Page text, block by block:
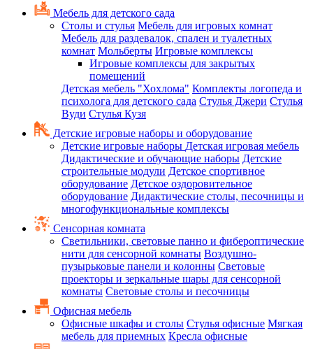
Мебель для детского сада
Столы и стулья Мебель для игровых комнат
Мебель для раздевалок, спален и туалетных
комнат Мольберты Игровые комплексы
Игровые комплексы для закрытых
помещений
Детская мебель "Хохлома" Комплекты логопеда и
психолога для детского сада Стулья Джери Стулья
Вуди Стулья Кузя
Детские игровые наборы и оборудование
Детские игровые наборы Детская игровая мебель
Дидактические и обучающие наборы Детские
строительные модули Детское спортивное
оборудование Детское оздоровительное
оборудование Дидактические столы, песочницы и
многофункциональные комплексы
Сенсорная комната
Светильники, световые панно и фибероптические
нити для сенсорной комнаты Воздушно-
пузырьковые панели и колонны Световые
проекторы и зеркальные шары для сенсорной
комнаты Световые столы и песочницы
Офисная мебель
Офисные шкафы и столы Стулья офисные Мягкая
мебель для приемных Кресла офисные